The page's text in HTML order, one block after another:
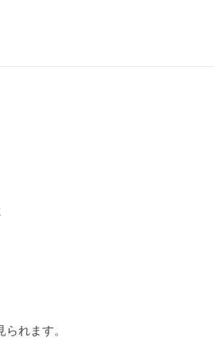
れます。